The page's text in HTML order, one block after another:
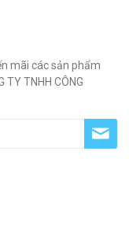
mãi các sản phẩm
TNHH CÔNG